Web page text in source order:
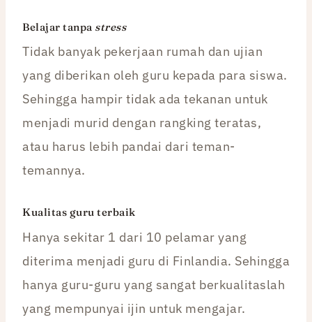
Belajar tanpa stress
Tidak banyak pekerjaan rumah dan ujian
yang diberikan oleh guru kepada para siswa.
Sehingga hampir tidak ada tekanan untuk
menjadi murid dengan rangking teratas,
atau harus lebih pandai dari teman-
temannya.
Kualitas guru terbaik
Hanya sekitar 1 dari 10 pelamar yang
diterima menjadi guru di Finlandia. Sehingga
hanya guru-guru yang sangat berkualitaslah
yang mempunyai ijin untuk mengajar.